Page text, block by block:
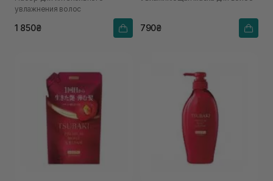
увлажнения волос
1 850₴ 790₴